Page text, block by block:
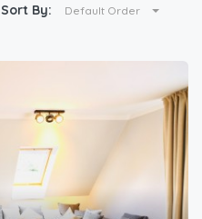
Sort By: Default Order